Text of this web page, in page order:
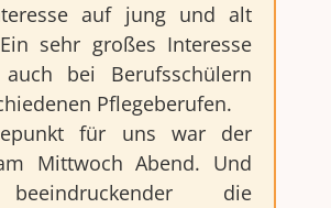
auf jung und alt
sehr großes Interesse
bei Berufsschülern
Pflegeberufen.
für uns war der
Mittwoch Abend. Und
die